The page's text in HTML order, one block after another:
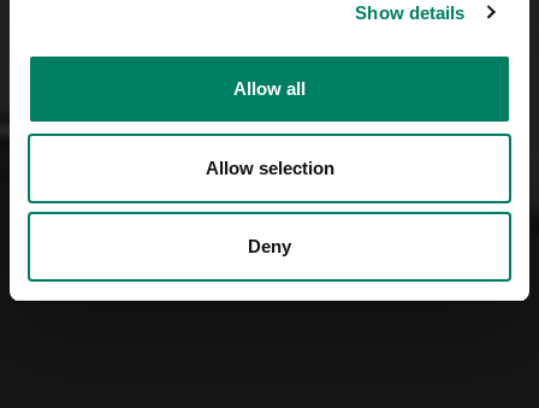
Show details
Allow all
Allow selection
Deny